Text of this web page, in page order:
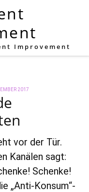
Improvement
Stress
2017
vor der Tür.
Kanälen sagt:
Schenke!
„Anti-Konsum“-